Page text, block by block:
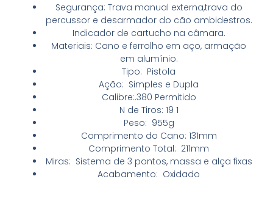
Segurança: Trava manual externa,trava do
percussor e desarmador do cão ambidestros.
Indicador de cartucho na câmara.
Materiais: Cano e ferrolho em aço, armação
em alumínio.
Tipo: Pistola
Ação: Simples e Dupla
Calibre:.380 Permitido
N de Tiros: 19 1
Peso: 955g
Comprimento do Cano: 131mm
Comprimento Total: 211mm
Miras: Sistema de 3 pontos, massa e alça fixas
Acabamento: Oxidado